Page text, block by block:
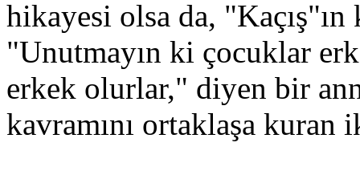
hikayesi olsa da,
"Unutmayın ki çocuklar
erkek olurlar," diyen bir
kavramını ortaklaşa kuran